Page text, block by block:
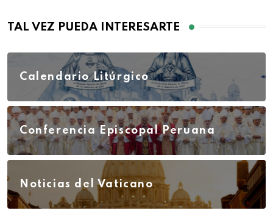
TAL VEZ PUEDA INTERESARTE
Calendario Litúrgico
Conferencia Episcopal Peruana
Noticias del Vaticano